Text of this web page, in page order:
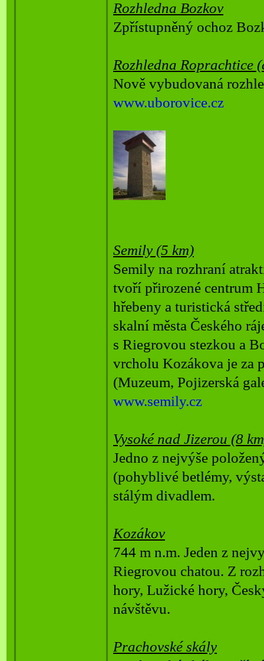
Rozhledna Bozkov
Zpřístupněný ochoz
Rozhledna Roprachtice
Nově vybudovaná
www.uborovice.cz
Semily (5 km)
Semily na rozhraní
tvoří přirozené centrum
hřebeny a turistická
skalní města Českého
s Riegrovou stezkou a
vrcholu Kozákova je za
(Muzeum, Pojizerská
www.semily.cz
Vysoké nad Jizerou (8
Jedno z nejvýše
(pohyblivé betlémy,
stálým divadlem.
Kozákov
744 m n.m. Jeden z
Riegrovou chatou. Z
hory, Lužické hory,
návštěvu.
Prachovské skály